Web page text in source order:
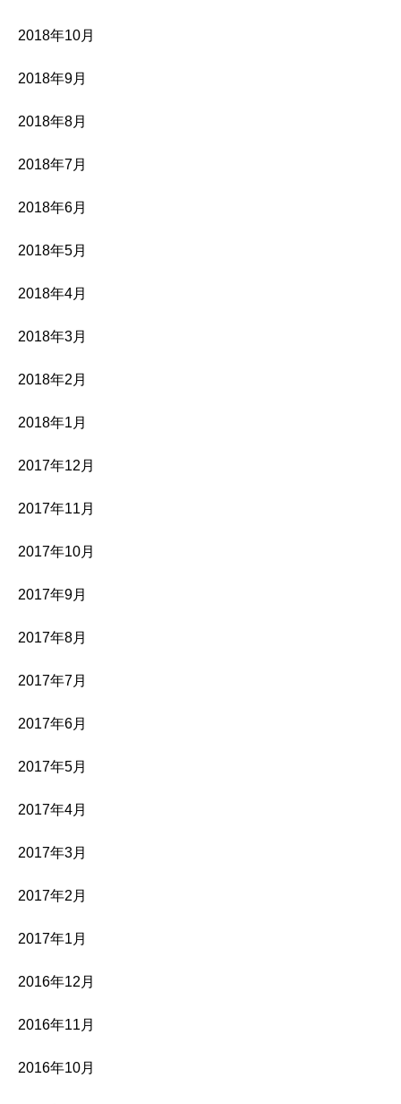
2018年10月
2018年9月
2018年8月
2018年7月
2018年6月
2018年5月
2018年4月
2018年3月
2018年2月
2018年1月
2017年12月
2017年11月
2017年10月
2017年9月
2017年8月
2017年7月
2017年6月
2017年5月
2017年4月
2017年3月
2017年2月
2017年1月
2016年12月
2016年11月
2016年10月